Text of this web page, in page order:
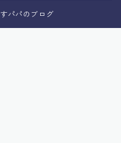
パパのブログ